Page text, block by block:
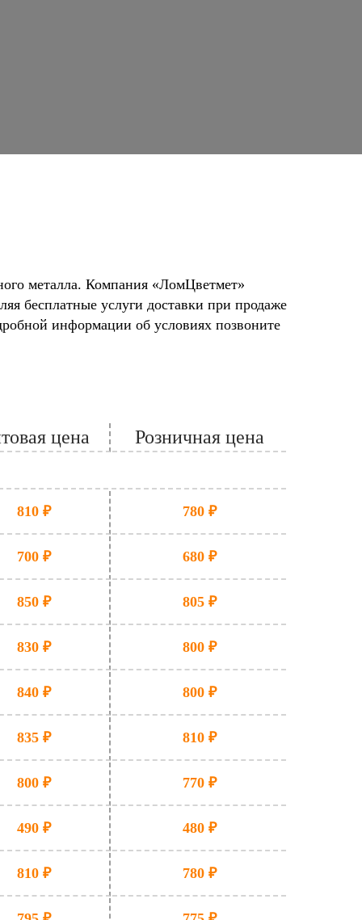
металла. Компания «ЛомЦветмет»
бесплатные услуги доставки при продаже
информации об условиях позвоните
цена Розничная цена
810 ₽ 780 ₽
700 ₽ 680 ₽
850 ₽ 805 ₽
830 ₽ 800 ₽
840 ₽ 800 ₽
835 ₽ 810 ₽
800 ₽ 770 ₽
490 ₽ 480 ₽
810 ₽ 780 ₽